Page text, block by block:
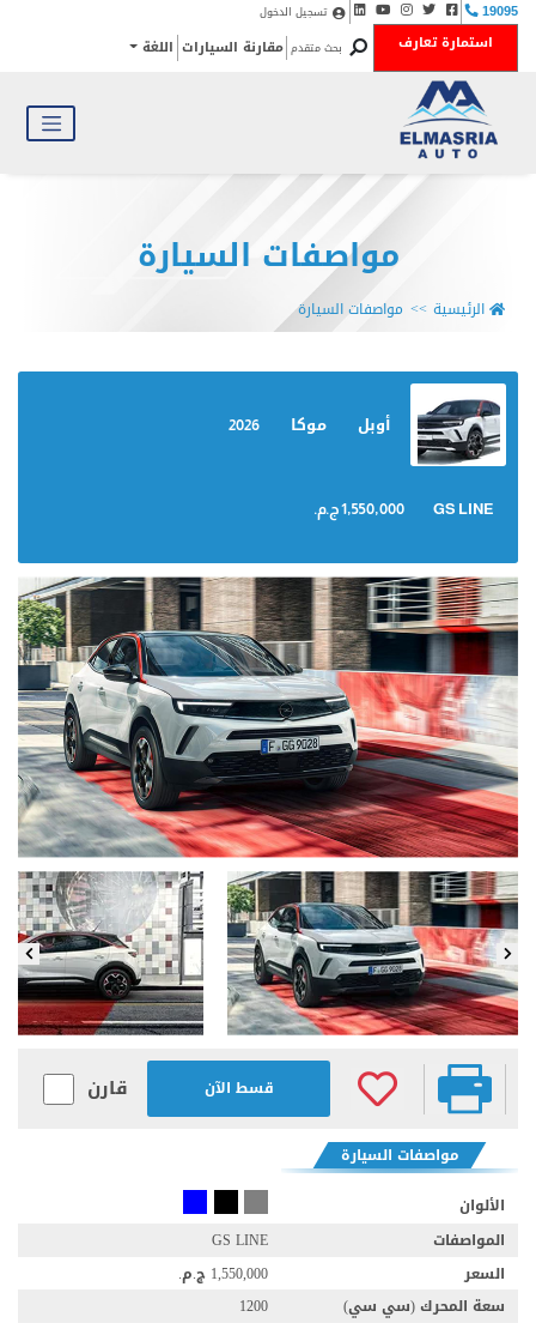
19095 تسجيل الدخول
استمارة تعارف بحث متقدم مقارنة السيارات اللغة
مواصفات السيارة
الرئيسية مواصفات السيارة
أوبل موكا 2026
GS LINE 1,550,000 ج.م.‏
قسط الآن قارن
مواصفات السيارة
الألوان
المواصفات
GS LINE
السعر
1,550,000 ج.م.‏
سعة المحرك (سي سي)
1200